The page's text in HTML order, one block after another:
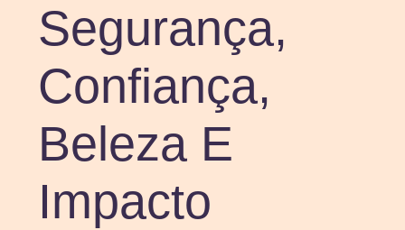
Segurança,
Confiança,
Beleza E
Impacto